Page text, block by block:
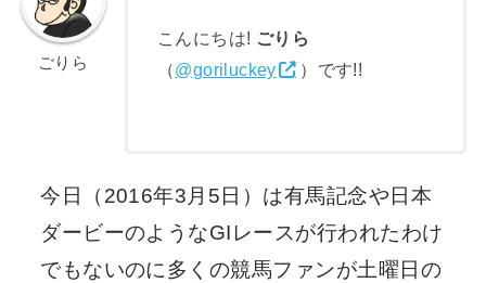
ごりら
こんにちは! ごりら
（@goriluckey ）です!!
今日（2016年3月5日）は有馬記念や日本
ダービーのようなGIレースが行われたわけ
でもないのに多くの競馬ファンが土曜日の